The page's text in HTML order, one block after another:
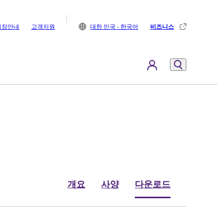
장안내 고객지원 대한 민국 - 한국어 비즈니스
개요 사양 다운로드